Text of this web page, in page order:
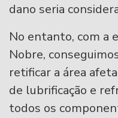
dano seria
No entanto, com a
Nobre,
retificar a área
de lubrificação e
todos os